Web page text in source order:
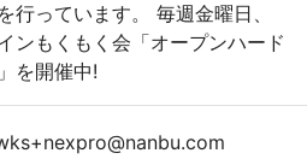
行っています。 毎週金曜日、
ンもくもく会「オープンハード
を開催中!